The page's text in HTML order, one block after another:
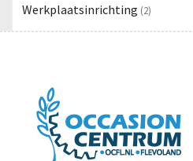
Werkplaatsinrichting (2)